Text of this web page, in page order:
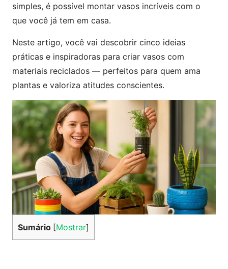
simples, é possível montar vasos incríveis com o
que você já tem em casa.
Neste artigo, você vai descobrir cinco ideias
práticas e inspiradoras para criar vasos com
materiais reciclados — perfeitos para quem ama
plantas e valoriza atitudes conscientes.
Sumário [Mostrar]